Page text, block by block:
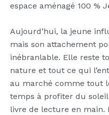
espace aménagé 100 %
Aujourd’hui, la jeune
mais son attachement
inébranlable. Elle reste
nature et tout ce qui
au marché comme tout
temps à profiter du
livre de lecture en main.